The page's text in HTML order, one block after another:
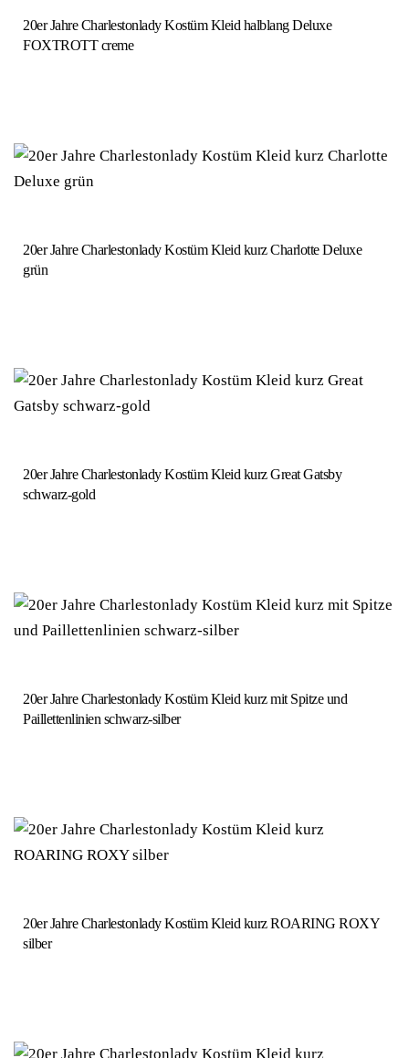
20er Jahre Charlestonlady Kostüm Kleid halblang Deluxe
FOXTROTT creme
20er Jahre Charlestonlady Kostüm Kleid kurz Charlotte Deluxe
grün
20er Jahre Charlestonlady Kostüm Kleid kurz Great Gatsby
schwarz-gold
20er Jahre Charlestonlady Kostüm Kleid kurz mit Spitze und
Paillettenlinien schwarz-silber
20er Jahre Charlestonlady Kostüm Kleid kurz ROARING ROXY
silber